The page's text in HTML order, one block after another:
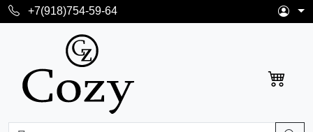
+7(918)754-59-64